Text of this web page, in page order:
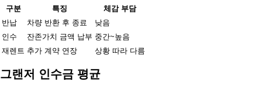
구분
특징
체감 부담
반납
차량 반환 후 종료
낮음
인수
잔존가치 금액 납부 중간~높음
재렌트 추가 계약 연장 상황 따라 다름
그랜저 인수금 평균